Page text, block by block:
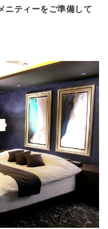
ニティーをご準備して